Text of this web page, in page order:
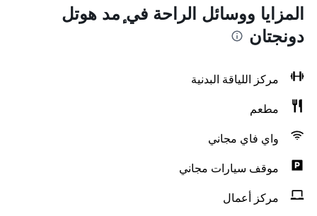
المزايا ووسائل الراحة في ٕمد هوتل
دونجتان
مركز اللياقة البدنية
مطعم
واي فاي مجاني
موقف سيارات مجاني
مركز أعمال